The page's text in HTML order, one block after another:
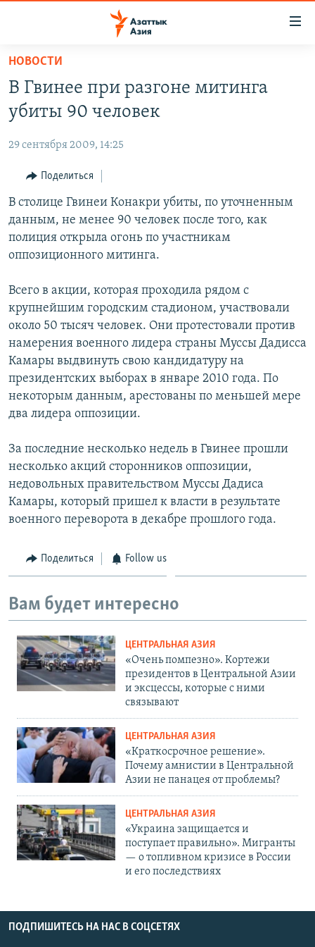
Вернуться
основному
содержанию
Вернутся
навигации
Вернутся
поиску
КАЗАХСТАН
УЗБЕКИСТАН
ТАДЖИКИСТАН
НОВОСТИ
НА ДРУГИХ ЯЗЫКАХ
ҚАЗАҚША
КЫРГЫЗЧА
ЎЗБЕКЧА
ТОҶИКӢ
Все сайты РСЕ/РС
НОВОСТИ
В Гвинее при разгоне митинга
убиты 90 человек
29 сентября 2009, 14:25
Поделиться
В столице Гвинеи Конакри убиты, по уточненным
данным, не менее 90 человек после того, как
полиция открыла огонь по участникам
оппозиционного митинга.
Всего в акции, которая проходила рядом с
крупнейшим городским стадионом, участвовали
около 50 тысяч человек. Они протестовали против
намерения военного лидера страны Муссы Дадисса
Камары выдвинуть свою кандидатуру на
президентских выборах в январе 2010 года. По
некоторым данным, арестованы по меньшей мере
два лидера оппозиции.
За последние несколько недель в Гвинее прошли
несколько акций сторонников оппозиции,
недовольных правительством Муссы Дадиса
Камары, который пришел к власти в результате
военного переворота в декабре прошлого года.
Поделиться Follow us
Вам будет интересно
ЦЕНТРАЛЬНАЯ АЗИЯ
«Очень помпезно». Кортежи
президентов в Центральной Азии
и эксцессы, которые с ними
связывают
ЦЕНТРАЛЬНАЯ АЗИЯ
«Краткосрочное решение».
Почему амнистии в Центральной
Азии не панацея от проблемы?
ЦЕНТРАЛЬНАЯ АЗИЯ
«Украина защищается и
поступает правильно». Мигранты
— о топливном кризисе в России
и его последствиях
ПОДПИШИТЕСЬ НА НАС В СОЦСЕТЯХ